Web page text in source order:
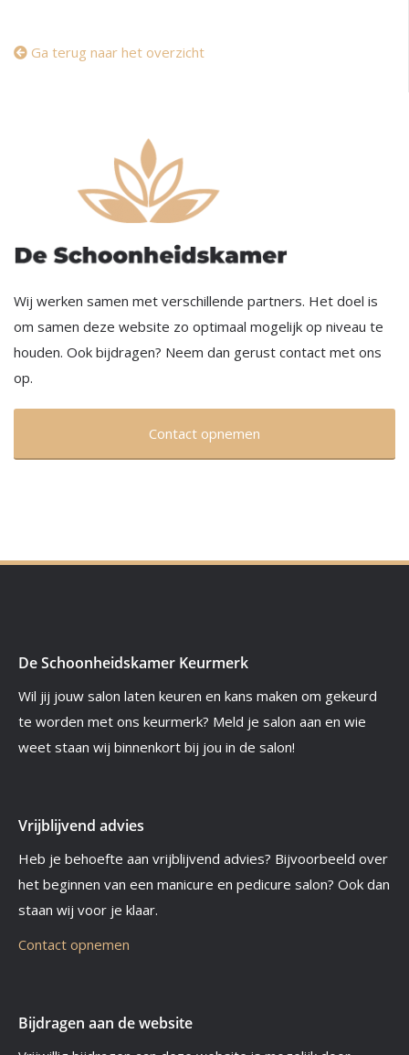
Ga terug naar het overzicht
Wij werken samen met verschillende partners. Het doel is
om samen deze website zo optimaal mogelijk op niveau te
houden. Ook bijdragen? Neem dan gerust contact met ons
op.
Contact opnemen
De Schoonheidskamer Keurmerk
Wil jij jouw salon laten keuren en kans maken om gekeurd
te worden met ons keurmerk? Meld je salon aan en wie
weet staan wij binnenkort bij jou in de salon!
Vrijblijvend advies
Heb je behoefte aan vrijblijvend advies? Bijvoorbeeld over
het beginnen van een manicure en pedicure salon? Ook dan
staan wij voor je klaar.
Contact opnemen
Bijdragen aan de website